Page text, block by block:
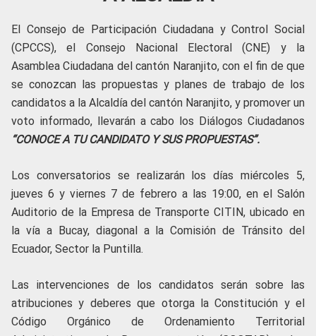
El Consejo de Participación Ciudadana y Control Social
(CPCCS), el Consejo Nacional Electoral (CNE) y la
Asamblea Ciudadana del cantón Naranjito, con el fin de que
se conozcan las propuestas y planes de trabajo de los
candidatos a la Alcaldía del cantón Naranjito, y promover un
voto informado, llevarán a cabo los Diálogos Ciudadanos
“CONOCE A TU CANDIDATO Y SUS PROPUESTAS”.
Los conversatorios se realizarán los días miércoles 5,
jueves 6 y viernes 7 de febrero a las 19:00, en el Salón
Auditorio de la Empresa de Transporte CITIN, ubicado en
la vía a Bucay, diagonal a la Comisión de Tránsito del
Ecuador, Sector la Puntilla.
Las intervenciones de los candidatos serán sobre las
atribuciones y deberes que otorga la Constitución y el
Código Orgánico de Ordenamiento Territorial